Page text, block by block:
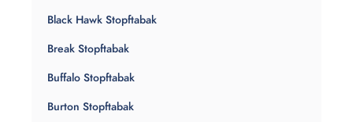
Black Hawk Stopftabak
Break Stopftabak
Buffalo Stopftabak
Burton Stopftabak